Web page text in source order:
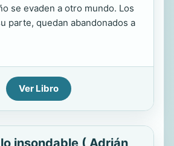
se evaden a otro mundo. Los
parte, quedan abandonados a
Ver Libro
insondable ( Adrián